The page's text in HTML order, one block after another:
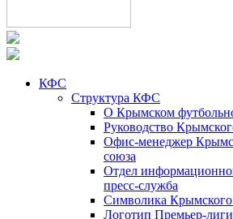
КФС
Структура КФС
О Крымском
Руководство
Офис-менеджер
союза
Отдел
пресс-служба
Символика Крымского
Логотип Премьер-